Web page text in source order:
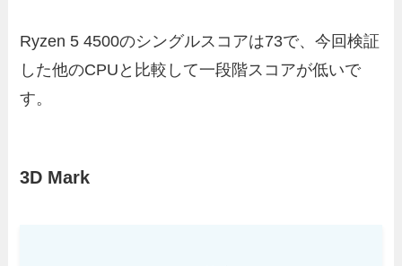
Ryzen 5 4500のシングルスコアは73で、今回検証
した他のCPUと比較して一段階スコアが低いで
す。
3D Mark